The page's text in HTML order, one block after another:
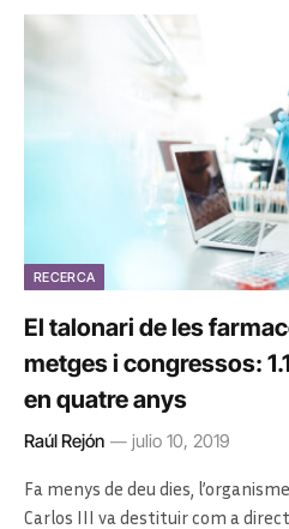
RECERCA
El talonari de les
metges i congressos:
en quatre anys
Raúl Rejón julio 10, 2019
Fa menys de deu dies,
Carlos III va destituir com a